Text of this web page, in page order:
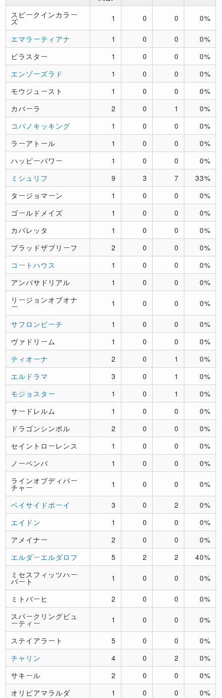
スピークインカラー
ズ 1 0 0 0%
エマラーティアナ 1 0 0
0%
ピラスター
1 0 0
0%
エンゾーズラド
1 0 0
0%
モウジュースト
1 0 0
0%
カバーラ
2 0 1
0%
コパノキッキング
1 0 0
0%
ラーアトール
1 0 0
0%
ハッピーパワー
1 0 0
0%
ミシュリフ
9 3 7
33%
タージョマーン
1 0 0
0%
ゴールドメイズ
1 0 0
0%
カバレッタ
1 0 0
0%
ブラッドザブリーフ
2 0 0
0%
コートハウス
1 0 0
0%
アンバサドリアル
1 0 0
0%
リージョンオブオナ
ー 1 0 0 0%
サフロンビーチ 1 0 0
0%
ヴァドリーム
1 0 0
0%
ティオーナ
2 0 1
0%
エルドラマ
3 0 1
0%
モジョスター
1 0 1
0%
サードレルム
1 0 0
0%
ドラゴンシンボル
2 0 0
0%
セイントローレンス
1 0 0
0%
ノーベンバ
1 0 0
0%
ラインオブディパー
チャー 1 0 0 0%
ベイサイドボーイ 3 0 2
0%
エイドン
1 0 0
0%
アメイナー
2 0 0
0%
エルダーエルダロフ
5 2 2
40%
ミセスフィッツハー
バート 1 0 0 0%
ミトバーヒ 2 0 0
0%
スパークリングビュ
ーティー 1 0 0 0%
ステイアラート 5 0 0
0%
チャリン
4 0 2
0%
サキール
2 0 0
0%
オリビアマラルダ
1 0 0
0%